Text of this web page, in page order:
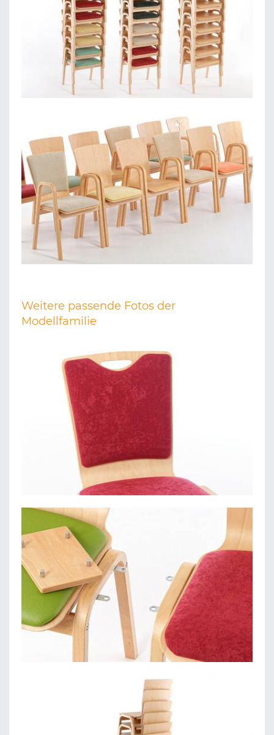
Weitere passende Fotos der
Modellfamilie